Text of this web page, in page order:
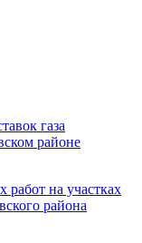
газа
районе
на участках
района